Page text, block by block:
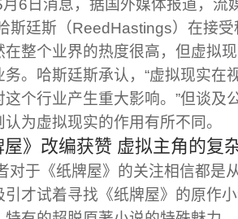
月6日消息，据国外媒体报道，流
斯廷斯（ReedHastings）在接
在整个业界的热度很高，但虚拟
务。哈斯廷斯承认，“虚拟现实在
这个行业产生重大影响。”但谈及
为虚拟现实的作用有所不同。
屋》改编获赞 虚拟主角的复
对于《纸牌屋》的关注相信都是
引才试着寻找《纸牌屋》的原作